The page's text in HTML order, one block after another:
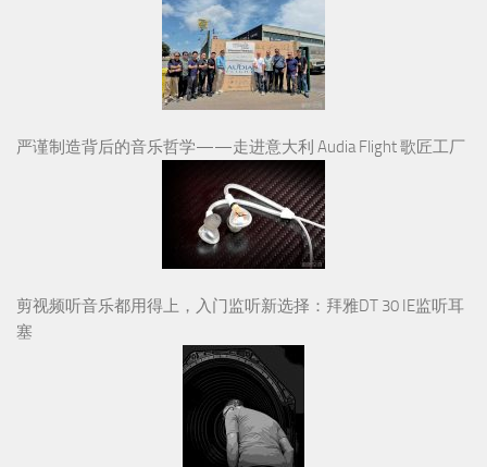
严谨制造背后的音乐哲学——走进意大利 Audia Flight 歌匠工厂
剪视频听音乐都用得上，入门监听新选择：拜雅DT 30 IE监听耳
塞